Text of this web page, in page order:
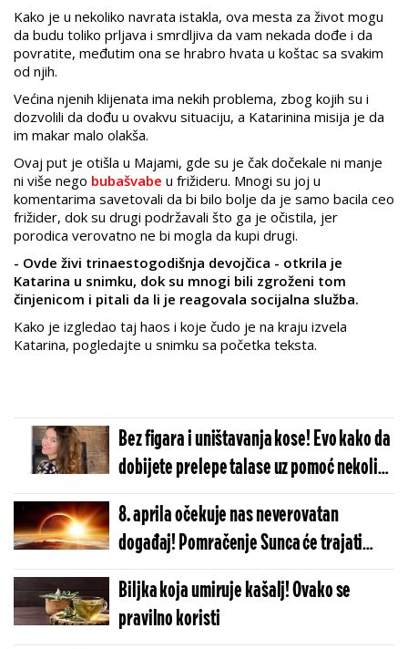
Kako je u nekoliko navrata istakla, ova mesta za život mogu
da budu toliko prljava i smrdljiva da vam nekada dođe i da
povratite, međutim ona se hrabro hvata u koštac sa svakim
od njih.
Većina njenih klijenata ima nekih problema, zbog kojih su i
dozvolili da dođu u ovakvu situaciju, a Katarinina misija je da
im makar malo olakša.
Ovaj put je otišla u Majami, gde su je čak dočekale ni manje
ni više nego bubašvabe u frižideru. Mnogi su joj u
komentarima savetovali da bi bilo bolje da je samo bacila ceo
frižider, dok su drugi podržavali što ga je očistila, jer
porodica verovatno ne bi mogla da kupi drugi.
- Ovde živi trinaestogodišnja devojčica - otkrila je
Katarina u snimku, dok su mnogi bili zgroženi tom
činjenicom i pitali da li je reagovala socijalna služba.
Kako je izgledao taj haos i koje čudo je na kraju izvela
Katarina, pogledajte u snimku sa početka teksta.
Bez figara i uništavanja kose! Evo kako da
dobijete prelepe talase uz pomoć nekoliko
gumica (VIDEO)
8. aprila očekuje nas neverovatan
događaj! Pomračenje Sunca će trajati
duplo duže od prethodnog takvog
događaja 2017. godine
Biljka koja umiruje kašalj! Ovako se
pravilno koristi